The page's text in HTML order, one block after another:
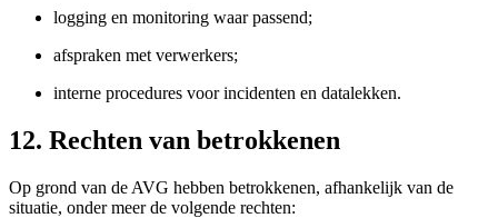
logging en monitoring waar passend;
afspraken met verwerkers;
interne procedures voor incidenten en datalekken.
12. Rechten van betrokkenen
Op grond van de AVG hebben betrokkenen, afhankelijk van de
situatie, onder meer de volgende rechten: